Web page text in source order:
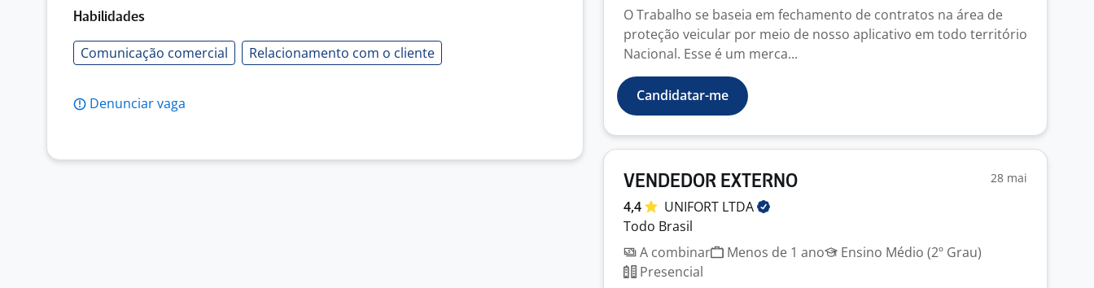
Habilidades
Comunicação comercial Relacionamento com o cliente
Denunciar vaga
O Trabalho se baseia em fechamento de contratos na área de
proteção veicular por meio de nosso aplicativo em todo território
Nacional. Esse é um merca...
Candidatar-me
VENDEDOR EXTERNO 28 mai
4,4 UNIFORT LTDA
Todo Brasil
A combinar
Menos de 1 ano
Ensino Médio (2º Grau)
Presencial